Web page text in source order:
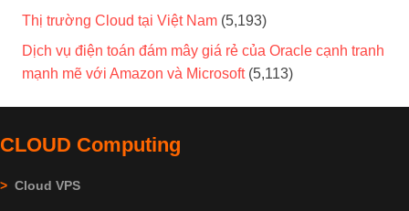
Thị trường Cloud tại Việt Nam (5,193)
Dịch vụ điện toán đám mây giá rẻ của Oracle cạnh tranh
mạnh mẽ với Amazon và Microsoft (5,113)
CLOUD Computing
> Cloud VPS